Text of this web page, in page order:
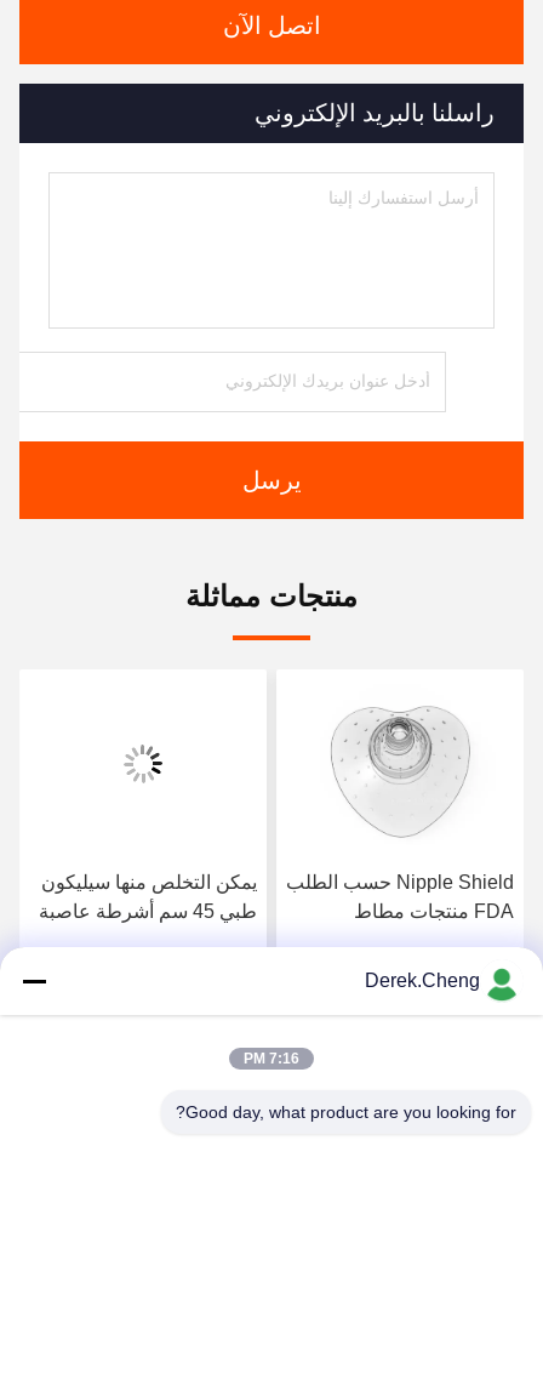
اتصل الآن
راسلنا بالبريد الإلكتروني
يرسل
منتجات مماثلة
Nipple Shield حسب الطلب
FDA منتجات مطاط
يمكن التخلص منها سيليكون
طبي 45 سم أشرطة عاصبة
Derek.Cheng
7:16 PM
Good day, what product are you looking for?